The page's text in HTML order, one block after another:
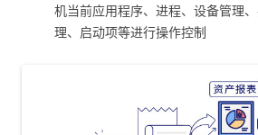
机当前应用程序、进程、设备管理
理、启动项等进行操作控制